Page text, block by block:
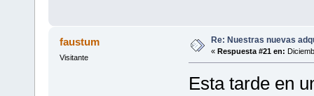
faustum
Visitante
Re: Nuestras nuevas
« Respuesta #21 en:
Esta tarde en